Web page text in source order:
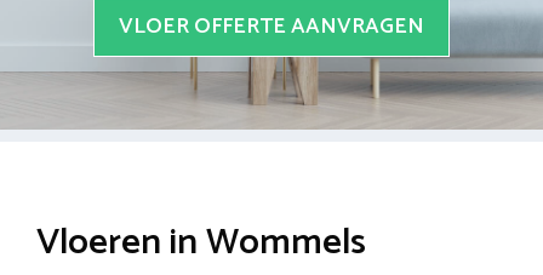
VLOER OFFERTE AANVRAGEN
Vloeren in Wommels